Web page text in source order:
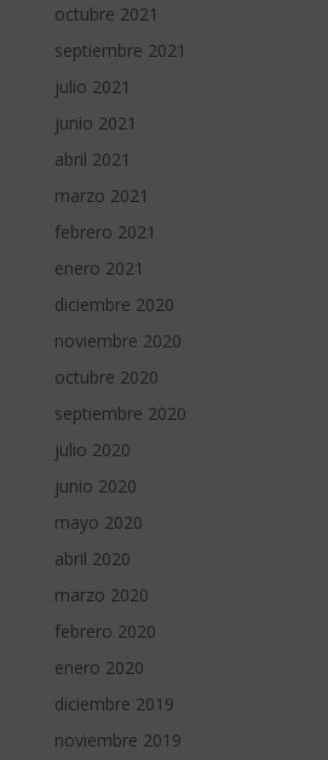
octubre 2021
septiembre 2021
julio 2021
junio 2021
abril 2021
marzo 2021
febrero 2021
enero 2021
diciembre 2020
noviembre 2020
octubre 2020
septiembre 2020
julio 2020
junio 2020
mayo 2020
abril 2020
marzo 2020
febrero 2020
enero 2020
diciembre 2019
noviembre 2019